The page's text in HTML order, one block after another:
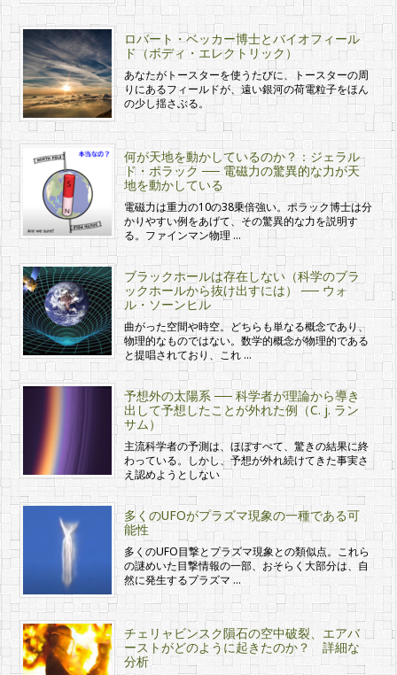
ロバート・ベッカー博士とバイオフィール
ド（ボディ・エレクトリック）
あなたがトースターを使うたびに、トースターの周
りにあるフィールドが、遠い銀河の荷電粒子をほん
の少し揺さぶる。
何が天地を動かしているのか？：ジェラル
ド・ポラック ── 電磁力の驚異的な力が天
地を動かしている
電磁力は重力の10の38乗倍強い。ポラック博士は分
かりやすい例をあげて、その驚異的な力を説明す
る。ファインマン物理 …
ブラックホールは存在しない（科学のブラ
ックホールから抜け出すには） ── ウォ
ル・ソーンヒル
曲がった空間や時空。どちらも単なる概念であり、
物理的なものではない。数学的概念が物理的である
と提唱されており、これ …
予想外の太陽系 ── 科学者が理論から導き
出して予想したことが外れた例（C. j. ラン
サム）
主流科学者の予測は、ほぼすべて、驚きの結果に終
わっている。しかし、予想が外れ続けてきた事実さ
え認めようとしない
多くのUFOがプラズマ現象の一種である可
能性
多くのUFO目撃とプラズマ現象との類似点。これら
の謎めいた目撃情報の一部、おそらく大部分は、自
然に発生するプラズマ …
チェリャビンスク隕石の空中破裂、エアバ
ーストがどのように起きたのか？ 詳細な
分析